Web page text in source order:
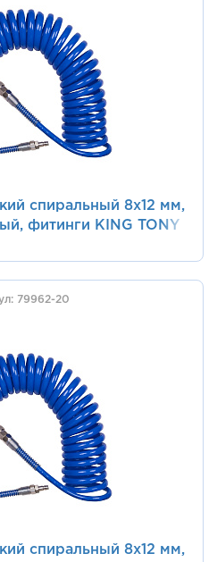
спиральный 8х12 мм,
фитинги KING TONY
79962-20
спиральный 8х12 мм,